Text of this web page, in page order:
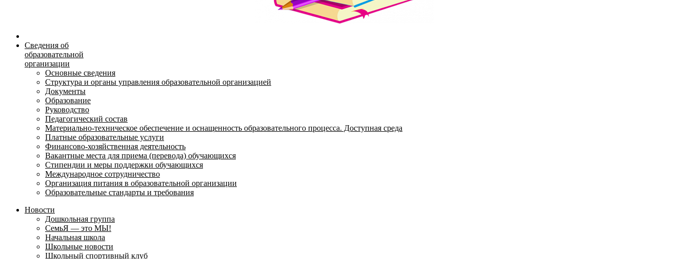
Сведения об
образовательной
организации
Основные сведения
Структура и органы управления образовательной организацией
Документы
Образование
Руководство
Педагогический состав
Материально-техническое обеспечение и оснащенность образовательного процесса. Доступная среда
Платные образовательные услуги
Финансово-хозяйственная деятельность
Вакантные места для приема (перевода) обучающихся
Стипендии и меры поддержки обучающихся
Международное сотрудничество
Организация питания в образовательной организации
Образовательные стандарты и требования
Новости
Дошкольная группа
СемьЯ — это МЫ!
Начальная школа
Школьные новости
Школьный спортивный клуб